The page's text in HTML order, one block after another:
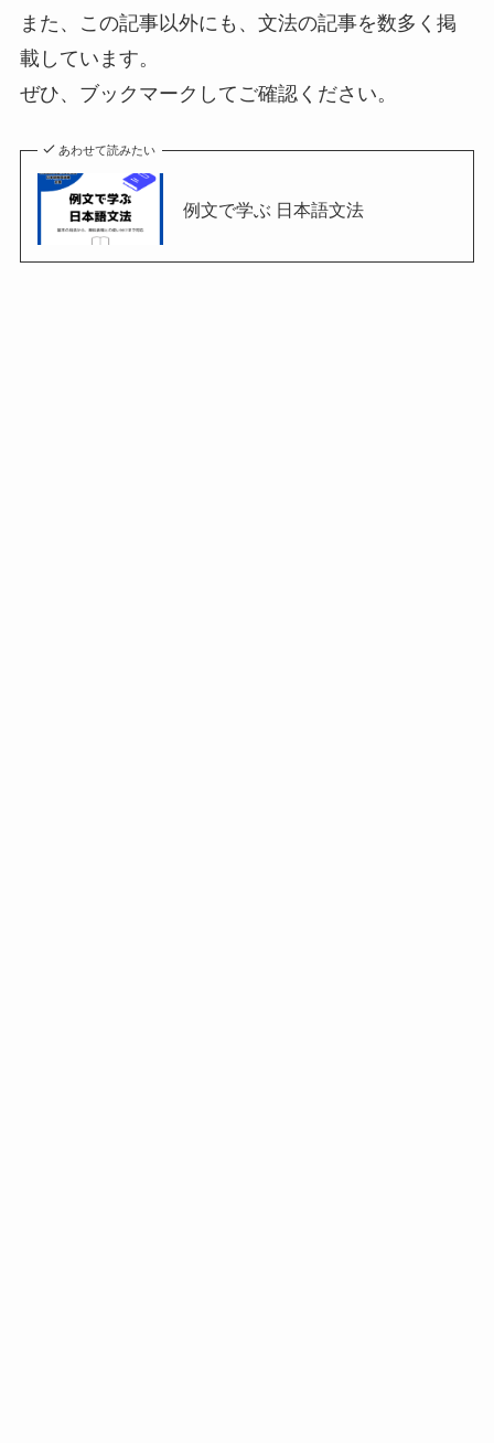
また、この記事以外にも、文法の記事を数多く掲
載しています。
ぜひ、ブックマークしてご確認ください。
あわせて読みたい
例文で学ぶ 日本語文法